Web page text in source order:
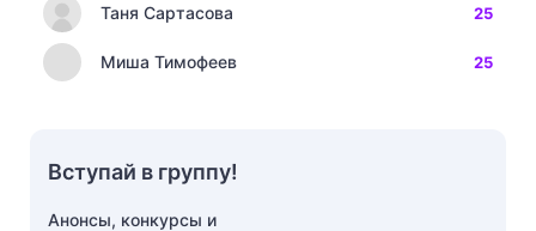
Таня Сартасова 25
Миша Тимофеев 25
Вступай в группу!
Анонсы, конкурсы и